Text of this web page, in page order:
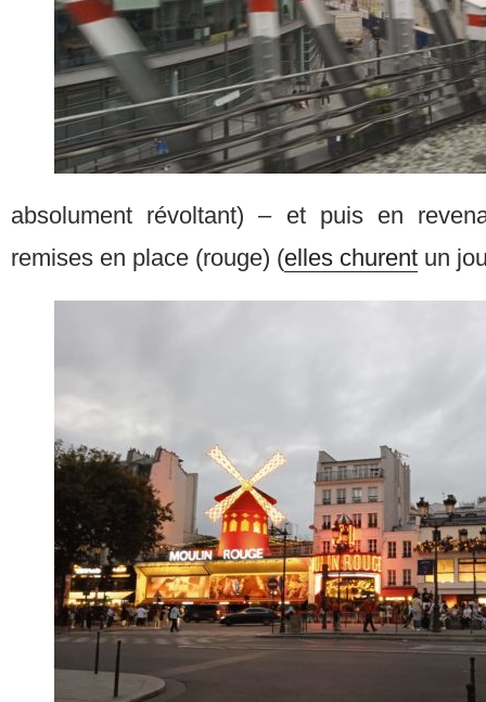
absolument révoltant) – et puis en
remises en place (rouge) (elles churent un